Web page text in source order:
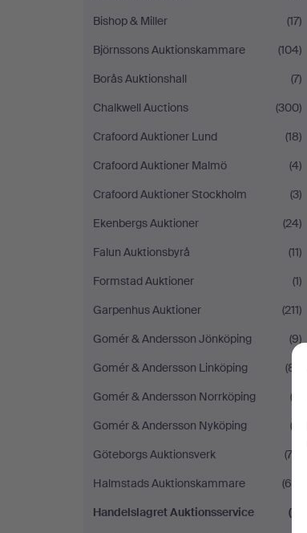
Bishop & Miller
(17)
Björnssons Auktionskammare
(104)
Borås Auktionshall
(7)
Chalkwell Auctions
(300)
Crafoord Auktioner Lund
(18)
Crafoord Auktioner Malmö
(4)
Crafoord Auktioner Stockholm
(3)
Ekenbergs Auktioner
(24)
Falun Auktionsbyrå
(11)
Formstad Auktioner
(1)
Garpenhus Auktioner
(211)
Gomér & Andersson Jönköping
(9)
Gomér & Andersson Linköping
(81)
Gomér & Andersson Norrköping
(3)
Gomér & Andersson Nyköping
(2)
Göteborgs Auktionsverk
(72)
Halmstads Auktionskammare
(65)
Handelslagret Auktionsservice
(2)